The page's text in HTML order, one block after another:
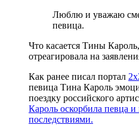
Люблю и уважаю
певица.
Что касается Тины
отреагировала на
Как ранее писал портал
певица Тина Кароль
поездку российского
Кароль оскорбила певца
последствиями.